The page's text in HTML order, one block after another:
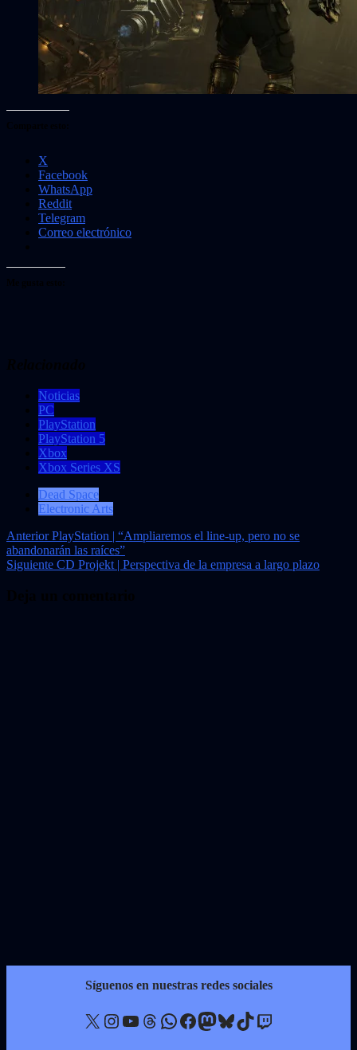
X
Facebook
WhatsApp
Reddit
Telegram
Correo electrónico
Noticias
PC
PlayStation
PlayStation 5
Xbox
Xbox Series XS
Dead Space
Electronic Arts
Navegación
de
AnteriorPlayStation | “Ampliaremos el line-up, pero no se
abandonarán las raíces”
Siguiente CD Projekt | Perspectiva de la empresa a largo plazo
Síguenos en nuestras redes sociales
X Instagram YouTube Threads WhatsApp Facebook Mastodon Bluesky TikTok Twitch